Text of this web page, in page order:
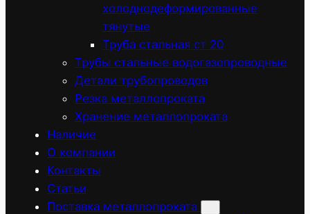
холоднодеформированные
тянутые
Труба стальная ст 20
Трубы стальные водогазопроводные
Детали трубопроводов
Резка металлопроката
Хранение металлопроката
Наличие
О компании
Контакты
Статьи
Поставка металлопроката